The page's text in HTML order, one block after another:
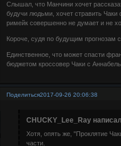
Слышал, что Манчини хочет
будучи людьми, хочет стравить
римейк совершенно не думает и не
Короче, судя по будущим прогнозам
Единственное, что может спасти
бюджетом кроссовер Чаки с
Поделиться2017-09-26 20:06:38
CHUCKY_Lee_Ray
Хотя, опять же, "Проклятие
части.